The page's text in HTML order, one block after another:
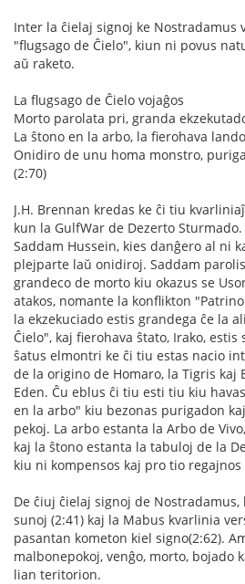
Inter la ĉielaj signoj ke Nostradamus
"flugsago de Ĉielo", kiun ni povus
aŭ raketo.
La flugsago de Ĉielo vojaĝos
Morto parolata pri, granda
La ŝtono en la arbo, la fierohava
Onidiro de unu homa monstro,
(2:70)
J.H. Brennan kredas ke ĉi tiu
kun la GulfWar de Dezerto
Saddam Hussein, kies danĝero al ni
plejparte laŭ onidiroj. Saddam
grandeco de morto kiu okazus se
atakos, nomante la konflikton
la ekzekuciado estis grandega ĉe la
Ĉielo", kaj fierohava ŝtato, Irako,
ŝatus elmontri ke ĉi tiu estas nacio
de la origino de Homaro, la Tigris kaj
Eden. Ĉu eblus ĉi tiu esti tiu kiu
en la arbo" kiu bezonas purigadon
pekoj. La arbo estanta la Arbo de
kaj la ŝtono estanta la tabuloj de la
kiu ni kompensos kaj pro tio regajnos
De ĉiuj ĉielaj signoj de
sunoj (2:41) kaj la Mabus kvarlinia
pasantan kometon kiel signo(2:62).
malbonepokoj, venĝo, morto, bojado
lian teritorion.